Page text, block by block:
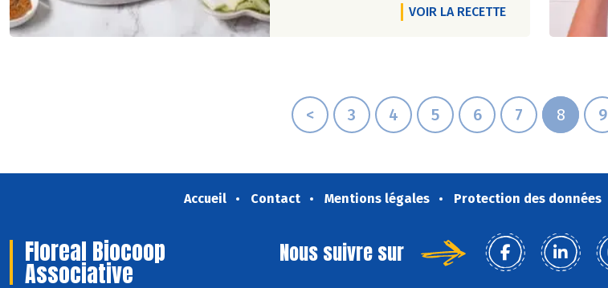
VOIR LA RECETTE
< 3 4 5 6 7 8 9
Accueil Contact Mentions légales Protection des données
Floreal Biocoop
Associative
Nous suivre sur